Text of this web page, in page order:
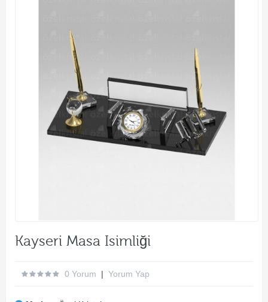
Kayseri Masa Isimliği
0 Yorum | Yorum Yap